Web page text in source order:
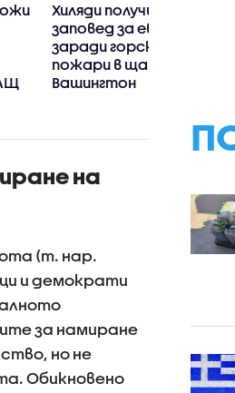
Хиляди получиха
заповед за евакуация
заради горски
пожари в щата
Вашингтон
на
(т. нар.
и демократи
за намиране
но не
Обикновено